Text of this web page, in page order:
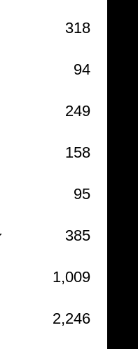
318
94
249
158
95
385
1,009
2,246